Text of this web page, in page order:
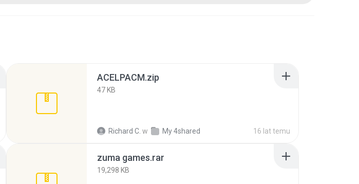
ACELPACM.zip
47 KB
Richard C. w My 4shared 16 lat temu
zuma games.rar
19,298 KB